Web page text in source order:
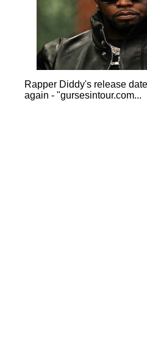
Rapper Diddy's release
again - "gursesintour.com...